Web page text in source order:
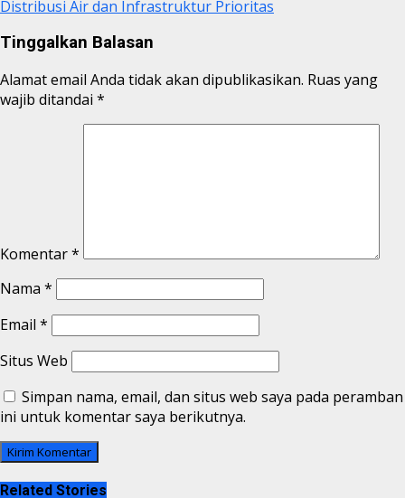
Distribusi Air dan Infrastruktur Prioritas
Tinggalkan Balasan
Alamat email Anda tidak akan dipublikasikan. Ruas yang
wajib ditandai *
Komentar*
Nama *
Email *
Situs Web
Simpan nama, email, dan situs web saya pada peramban
ini untuk komentar saya berikutnya.
Related Stories